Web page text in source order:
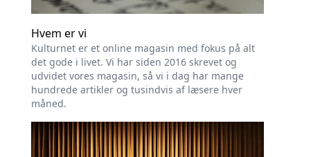
Hvem er vi
Kulturnet er et online magasin med fokus på alt
det gode i livet. Vi har siden 2016 skrevet og
udvidet vores magasin, så vi i dag har mange
hundrede artikler og tusindvis af læsere hver
måned.